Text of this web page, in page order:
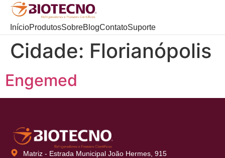
InícioProdutosSobreBlogContatoSuporte
Cidade: Florianópolis
Engemed
Matriz - Estrada Municipal João Hermes, 915